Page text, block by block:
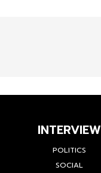
INTERVIEW
POLITICS
SOCIAL